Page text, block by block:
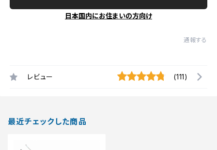
日本国内にお住まいの方向け
通報する
レビュー (111)
最近チェックした商品